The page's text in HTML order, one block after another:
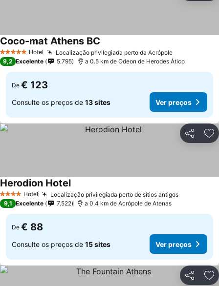
5 Estrelas Hotel Localização privilegiada perto da Acrópole
Coco-mat Athens BC
9,2 Excelente 5.795 a 0.5 km de Odeon de Herodes Ático
De € 123
Consulte os preços de 13 sites Ver preços
Partilhar
4 EstrelasHotel Localização privilegiada perto de sítios antigos
Herodion Hotel
9,1 Excelente 7.522 a 0.4 km de Acrópole de Atenas
De € 88
Consulte os preços de 15 sites Ver preços
Partilhar